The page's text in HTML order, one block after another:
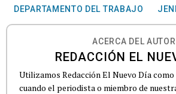
DEPARTAMENTO DEL TRABAJO
ACERCA DEL AUTOR
REDACCIÓN EL
Utilizamos Redacción El Nuevo Día
cuando el periodista o miembro de